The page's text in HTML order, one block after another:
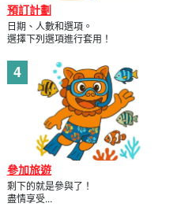
預訂計劃
日期、人數和選項。
選擇下列選項進行套用！
參加旅遊
剩下的就是參與了！
盡情享受...